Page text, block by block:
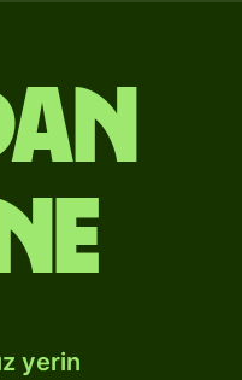
yerin